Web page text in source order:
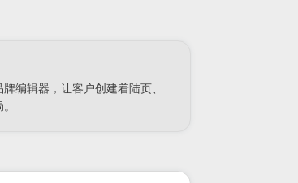
编辑器，让客户创建着陆页、